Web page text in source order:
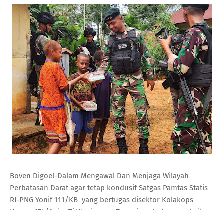
Boven Digoel-Dalam Mengawal Dan Menjaga Wilayah
Perbatasan Darat agar tetap kondusif Satgas Pamtas Statis
RI-PNG Yonif 111/KB yang bertugas disektor Kolakops